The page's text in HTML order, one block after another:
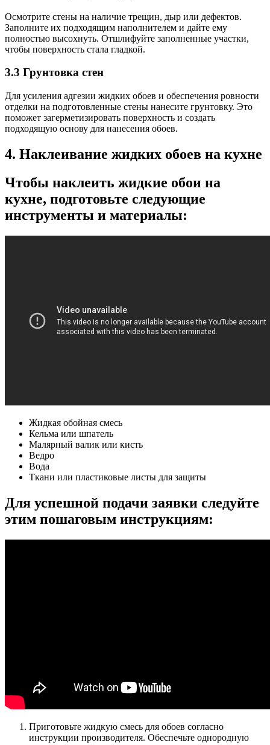
Осмотрите стены на наличие трещин, дыр или дефектов.
Заполните их подходящим наполнителем и дайте ему
полностью высохнуть. Отшлифуйте заполненные участки,
чтобы поверхность стала гладкой.
3.3 Грунтовка стен
Для усиления адгезии жидких обоев и обеспечения ровности
отделки на подготовленные стены нанесите грунтовку. Это
поможет загерметизировать поверхность и создать
подходящую основу для нанесения обоев.
4. Наклеивание жидких обоев на кухне
Чтобы наклеить жидкие обои на
кухне, подготовьте следующие
инструменты и материалы:
Жидкая обойная смесь
Кельма или шпатель
Малярный валик или кисть
Ведро
Вода
Ткани или пластиковые листы для защиты
Для успешной подачи заявки следуйте
этим пошаговым инструкциям:
Приготовьте жидкую смесь для обоев согласно
инструкции производителя. Обеспечьте однородную